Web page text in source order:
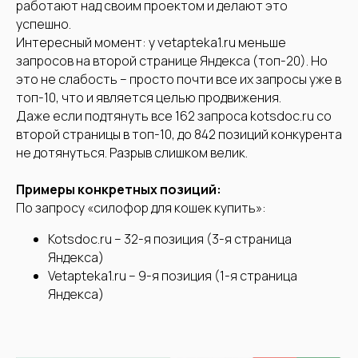
работают над своим проектом и делают это
успешно.
Интересный момент: у vetapteka1.ru меньше
запросов на второй странице Яндекса (топ-20). Но
это не слабость – просто почти все их запросы уже в
топ-10, что и является целью продвижения.
Даже если подтянуть все 162 запроса kotsdoc.ru со
второй страницы в топ-10, до 842 позиций конкурента
не дотянуться. Разрыв слишком велик.
Примеры конкретных позиций:
По запросу «силофор для кошек купить»:
Kotsdoc.ru – 32-я позиция (3-я страница
Яндекса)
Vetapteka1.ru – 9-я позиция (1-я страница
Яндекса)
+7
Соглашаюсь на
обработку
персональных данных
Отправить